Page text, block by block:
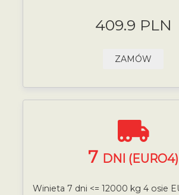
409.9 PLN
ZAMÓW
7 DNI (EURO4)
Winieta 7 dni <= 12000 kg 4 osie